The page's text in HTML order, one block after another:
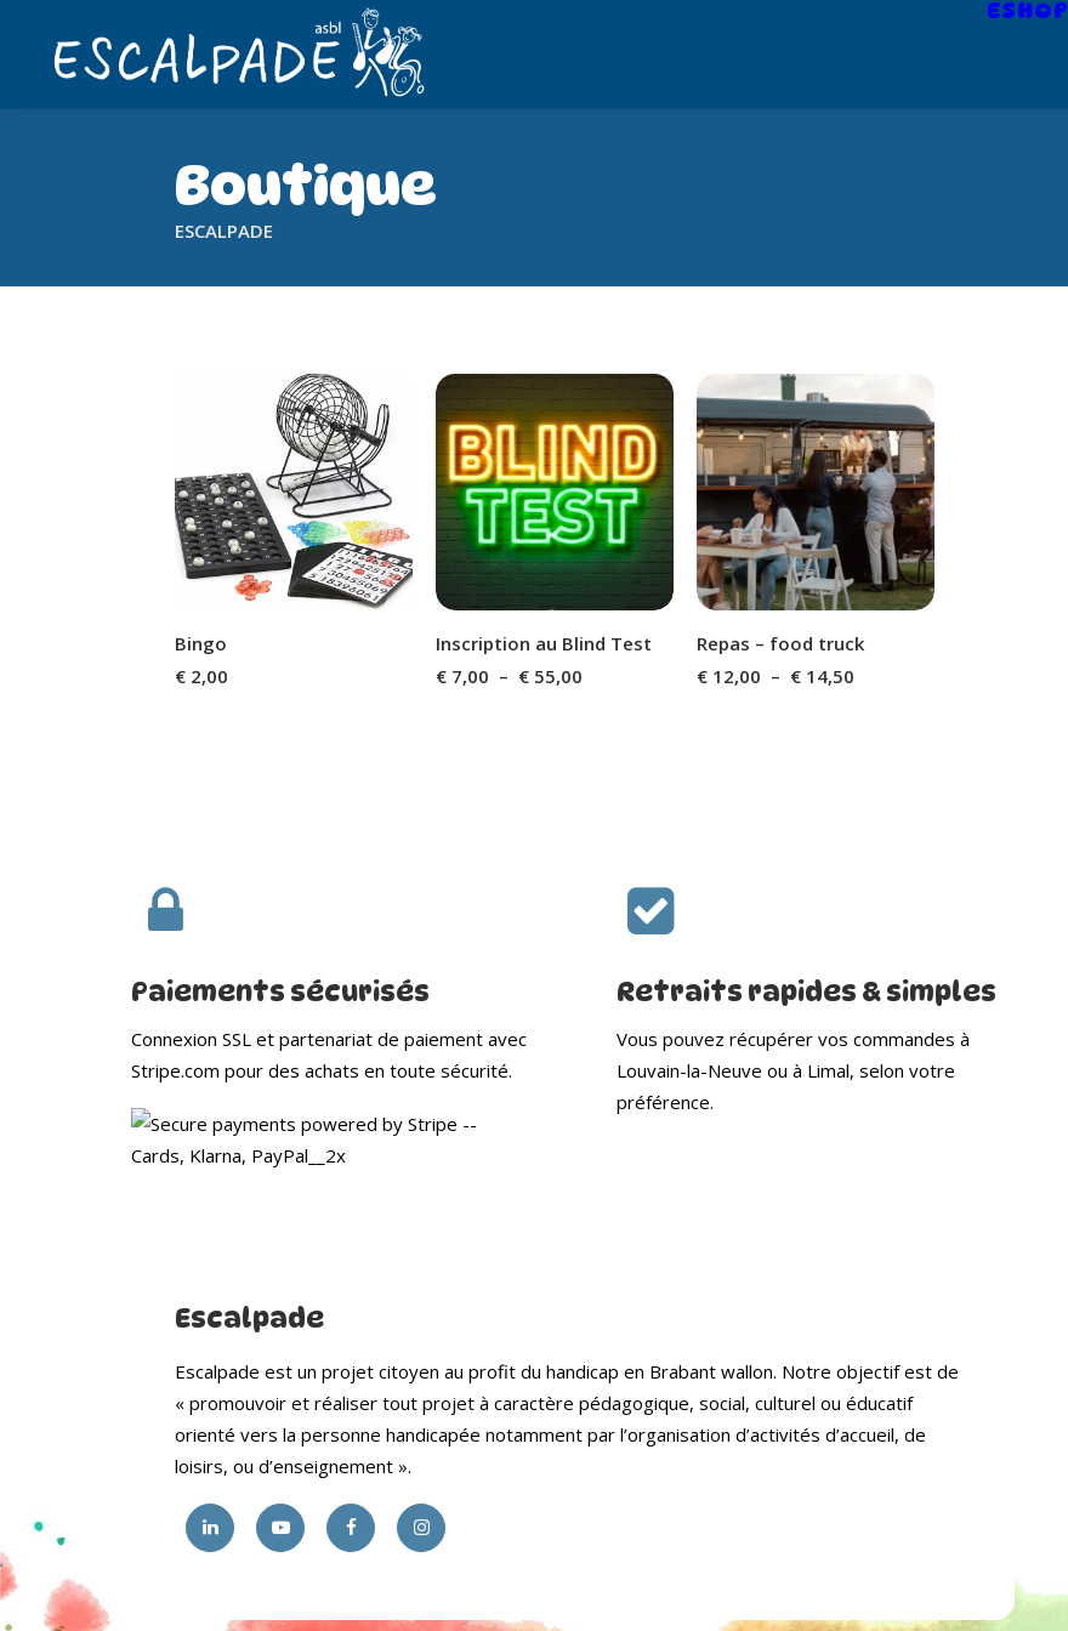
ESHOP
Boutique
ESCALPADE
Bingo
€ 2,00
Inscription au Blind Test
€7,00 – €55,00Plage
Repas – food truck
€12,00 – €14,50Plage
Paiements sécurisés
Connexion SSL et partenariat de paiement avec
Stripe.com pour des achats en toute sécurité.
Retraits rapides & simples
Vous pouvez récupérer vos commandes à
Louvain-la-Neuve ou à Limal, selon votre
préférence.
Escalpade
Escalpade est un projet citoyen au profit du handicap en Brabant wallon. Notre objectif est de
« promouvoir et réaliser tout projet à caractère pédagogique, social, culturel ou éducatif
orienté vers la personne handicapée notamment par l’organisation d’activités d’accueil, de
loisirs, ou d’enseignement ».